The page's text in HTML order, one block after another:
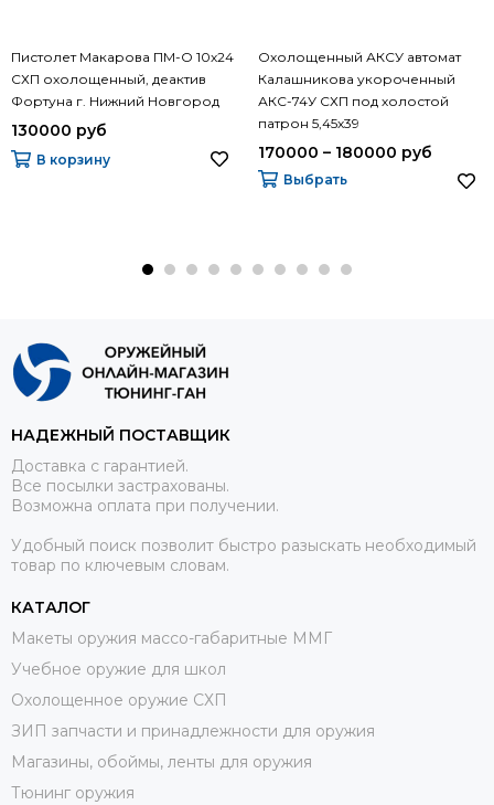
Пистолет Макарова ПМ-О 10х24
СХП охолощенный, деактив
Фортуна г. Нижний Новгород
130000 руб
В корзину
Охолощенный АКСУ автомат
Калашникова укороченный
АКС-74У СХП под холостой
патрон 5,45х39
170000 – 180000 руб
Выбрать
НАДЕЖНЫЙ ПОСТАВЩИК
Доставка с гарантией.
Все посылки застрахованы.
Возможна оплата при получении.
Удобный поиск позволит быстро разыскать необходимый
товар по ключевым словам.
КАТАЛОГ
Макеты оружия массо-габаритные ММГ
Учебное оружие для школ
Охолощенное оружие СХП
ЗИП запчасти и принадлежности для оружия
Магазины, обоймы, ленты для оружия
Тюнинг оружия